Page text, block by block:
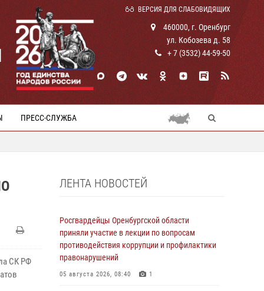
ВЕРСИЯ ДЛЯ СЛАБОВИДЯЩИХ
460000, г. Оренбург
ул. Кобозева д. 58
+ 7 (3532) 44-59-50
ПРЕСС-СЛУЖБА
СК РФ
ЛЕНТА НОВОСТЕЙ
Росгвардейцы Оренбургской области
приняли участие в лекции по вопросам
противодействия коррупции и профилактики
правонарушений
05 августа 2026, 08:40 1